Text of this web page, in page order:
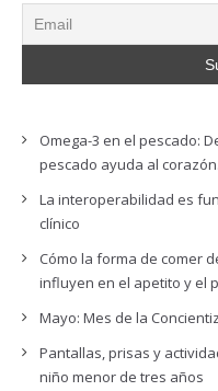
Omega-3 en el pescado:
pescado ayuda al corazón.
La interoperabilidad es
clínico
Cómo la forma de comer
influyen en el apetito y el
Mayo: Mes de la
Pantallas, prisas y
niño menor de tres años